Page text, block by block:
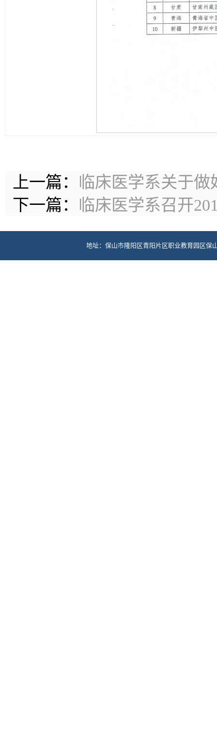
上一篇： 临床医学系关于做
下一篇： 临床医学系召开
地址：保山市隆阳区青阳片区职业教育园区